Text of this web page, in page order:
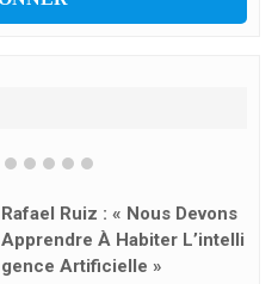
Rafael Ruiz : « Nous Devons
Apprendre À Habiter L’intelli
Gence Artificielle »